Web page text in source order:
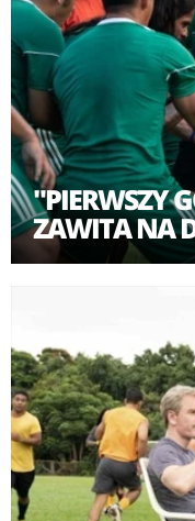
"PIERWSZY
ZAWITA NA